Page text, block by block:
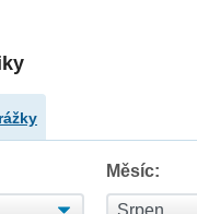
Měsíc: